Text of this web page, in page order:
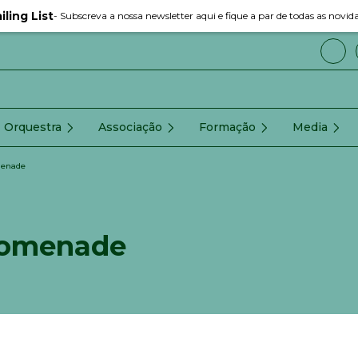
List- Subscreva a nossa newsletter aqui e fique a par de todas as
Orquestra Associação Formação Media